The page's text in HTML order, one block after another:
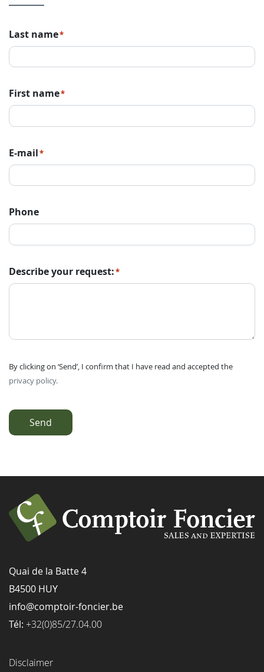
Last name*
First name*
E-mail*
Phone
Describe your request:*
By clicking on ‘Send’, I confirm that I have read and accepted the
privacy policy.
Send
Quai de la Batte 4
B4500 HUY
info@comptoir-foncier.be
Tél: +32(0)85/27.04.00
Disclaimer